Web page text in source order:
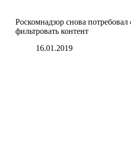
Роскомнадзор снова потребовал
фильтровать контент
16.01.2019